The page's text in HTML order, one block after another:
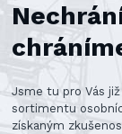
Jsme tu pro Vás již
sortimentu
získaným